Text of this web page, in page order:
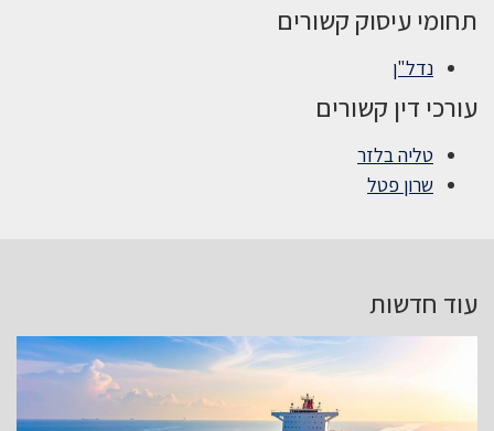
תחומי עיסוק קשורים
נדל"ן
עורכי דין קשורים
טליה בלזר
שרון פטל
עוד חדשות